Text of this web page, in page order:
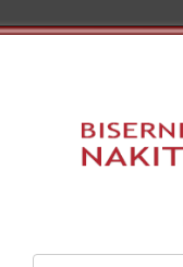
Registracija